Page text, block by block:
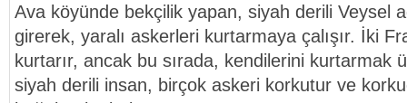
Ava köyünde bekçilik yapan, siyah derili Veysel
girerek, yaralı askerleri kurtarmaya çalışır. İki
kurtarır, ancak bu sırada, kendilerini kurtarmak
siyah derili insan, birçok askeri korkutur ve